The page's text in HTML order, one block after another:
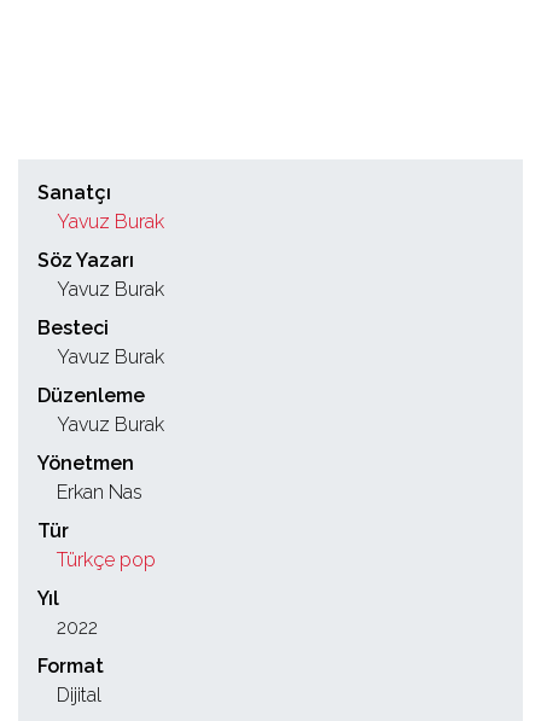
Sanatçı
Yavuz Burak
Söz Yazarı
Yavuz Burak
Besteci
Yavuz Burak
Düzenleme
Yavuz Burak
Yönetmen
Erkan Nas
Tür
Türkçe pop
Yıl
2022
Format
Dijital